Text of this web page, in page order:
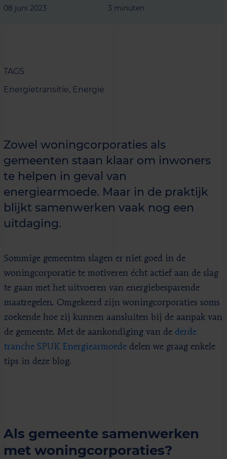
08 juni 2023 3 minuten
TAGS
Energietransitie, Energie
Zowel woningcorporaties als
gemeenten staan klaar om inwoners
te helpen in geval van
energiearmoede. Maar in de praktijk
blijkt samenwerken vaak nog een
uitdaging.
Sommige gemeenten slagen er niet goed in de
woningcorporatie te motiveren écht actief aan de slag
te gaan met het uitvoeren van energiebesparende
maatregelen. Omgekeerd zijn woningcorporaties soms
zoekende hoe zij kunnen aansluiten bij de aanpak van
de gemeente. Met de aankondiging van de derde
tranche SPUK Energiearmoede delen we graag enkele
tips in deze blog.
Als gemeente samenwerken
met woningcorporaties?